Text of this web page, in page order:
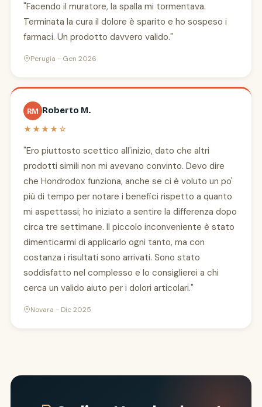
"Facendo il muratore, la spalla mi tormentava.
Terminata la cura il dolore è sparito e ho sospeso i
farmaci. Un prodotto davvero valido."
Perugia - Gen 2026
RM Roberto M.
★★★★☆
"Ero piuttosto scettico all'inizio, dato che altri
prodotti simili non mi avevano convinto. Devo dire
che Hondrodox funziona, anche se ci è voluto un po'
più di tempo per notare i benefici rispetto a quanto
mi aspettassi; ho iniziato a sentire la differenza dopo
circa tre settimane. Il piccolo inconveniente è stato
dimenticarmi di applicarlo ogni tanto, ma con
costanza i risultati sono arrivati. Sono stato
soddisfatto nel complesso e lo consiglierei a chi
cerca un valido aiuto per i dolori articolari."
Novara - Dic 2025